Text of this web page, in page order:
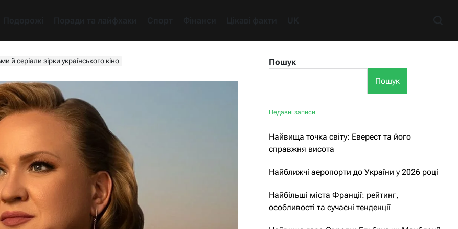
й серіали зірки українського кіно
Пошук
Пошук
Недавні записи
Найвища точка світу: Еверест та його
справжня висота
Найближчі аеропорти до України у 2026 році
Найбільші міста Франції: рейтинг,
особливості та сучасні тенденції